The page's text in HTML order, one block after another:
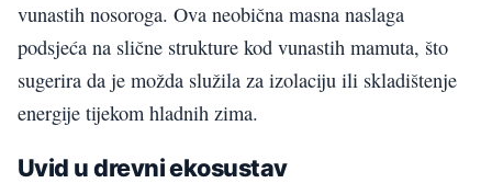
vunastih nosoroga. Ova neobična masna naslaga
podsjeća na slične strukture kod vunastih mamuta, što
sugerira da je možda služila za izolaciju ili skladištenje
energije tijekom hladnih zima.
Uvid u drevni ekosustav